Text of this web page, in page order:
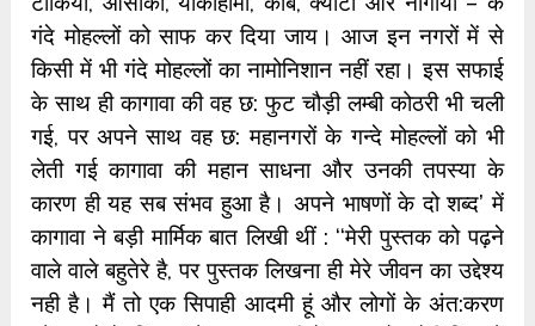
गंदे मोहल्लों को साफ कर दिया जाय। आज इन नगरों में से
किसी में भी गंदे मोहल्लों का नामोनिशान नहीं रहा। इस सफाई
के साथ ही कागावा की वह छ: फुट चौड़ी लम्बी कोठरी भी चली
गई, पर अपने साथ वह छ: महानगरों के गन्दे मोहल्लों को भी
लेती गई कागावा की महान साधना और उनकी तपस्या के
कारण ही यह सब संभव हुआ है। अपने भाषणों के दो शब्द’ में
कागावा ने बड़ी मार्मिक बात लिखी थीं : ‘‘मेरी पुस्तक को पढ़ने
वाले वाले बहुतेरे है, पर पुस्तक लिखना ही मेरे जीवन का उद्देश्य
नही है। मैं तो एक सिपाही आदमी हूं और लोगों के अंत:करण